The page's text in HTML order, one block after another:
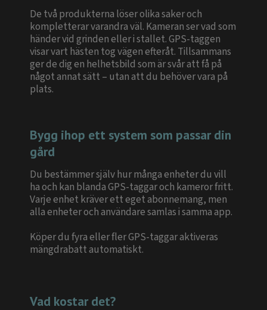
De två produkterna löser olika saker och
kompletterar varandra väl. Kameran ser vad som
händer vid grinden eller i stallet. GPS-taggen
visar vart hästen tog vägen efteråt. Tillsammans
ger de dig en helhetsbild som är svår att få på
något annat sätt – utan att du behöver vara på
plats.
Bygg ihop ett system som passar din
gård
Du bestämmer själv hur många enheter du vill
ha och kan blanda GPS-taggar och kameror fritt.
Varje enhet kräver ett eget abonnemang, men
alla enheter och användare samlas i samma app.
Köper du fyra eller fler GPS-taggar aktiveras
mängdrabatt automatiskt.
Vad kostar det?